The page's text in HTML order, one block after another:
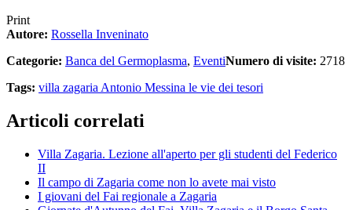
Print
Autore: Rossella Inveninato
Categorie: Banca del Germoplasma, EventiNumero di visite: 2718
Tags: villa zagariaAntonio Messina le vie dei tesori
Articoli correlati
Villa Zagaria. Lezione all'aperto per gli studenti del Federico
II
Il campo di Zagaria come non lo avete mai visto
I giovani del Fai regionale a Zagaria